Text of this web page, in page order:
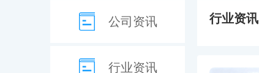
公司资讯
行业资讯
行业资讯